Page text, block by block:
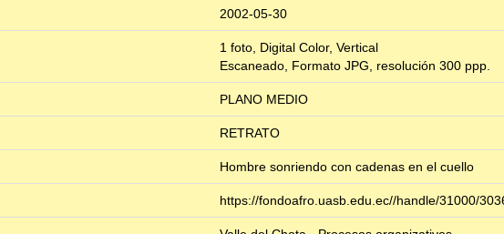
2002-05-30
1 foto, Digital Color, Vertical
Escaneado, Formato JPG, resolución 300 ppp.
PLANO MEDIO
RETRATO
Hombre sonriendo con cadenas en el cuello
https://fondoafro.uasb.edu.ec//handle/31000/